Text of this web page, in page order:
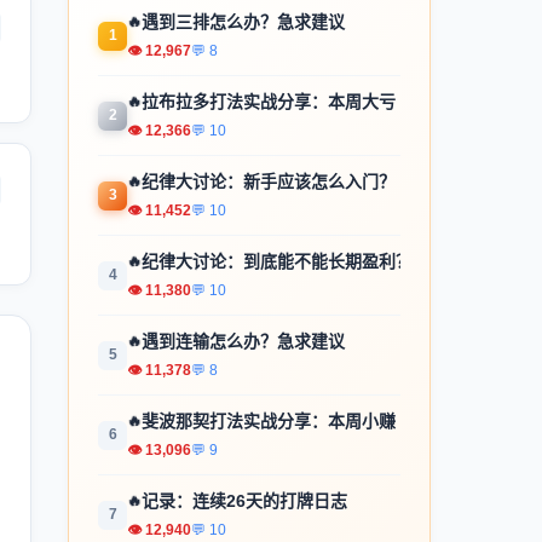
1
🔥遇到三排怎么办？急求建议
👁 12,967💬 8
2
🔥拉布拉多打法实战分享：本周大亏
👁 12,366💬 10
3
🔥纪律大讨论：新手应该怎么入门？
👁 11,452💬 10
4
🔥纪律大讨论：到底能不能长期盈利？
👁 11,380💬 10
5
🔥遇到连输怎么办？急求建议
👁 11,378💬 8
6
🔥斐波那契打法实战分享：本周小赚
👁 13,096💬 9
7
🔥记录：连续26天的打牌日志
👁 12,940💬 10